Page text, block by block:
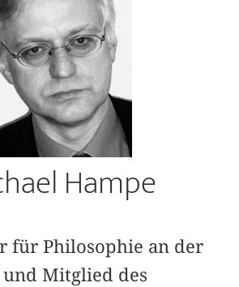
Hampe
für Philosophie an der
Mitglied des